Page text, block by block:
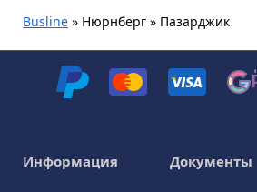
Busline » Нюрнберг » Пазарджик
Информация Документы